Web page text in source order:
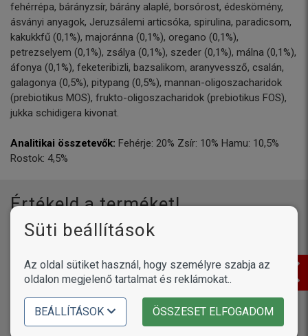
fehérrépa, bárányzsír, bárány alaplé, borsórost, édeskömény,
ásványi anyagok, Jeruzsálemi articsóka, spirulina, paradicsom,
kakukkfű (0,1%), majoránna (0,1%), oregano (0,1%),
petrezselyem (0,1%), zsálya (0,1%), szeder (0,1%), málna (0,1%),
áfonya (0,1%), feketeribizli, bazsalikom, aranyvessző, csalán,
galagonya (0,5%), pitypang (0,5%), mannan-oligoszacharidok
(prebiotikus MOS), frukto-oligoszacharidok (prebiotikus FOS),
jukka schidigera kivonat.
Analitikai összetevők: Fehérje: 20% Zsír: 10% Hamu: 10,5%
Rostok: 4,5%
Értékeld a terméket!
Név vagy becenév
Süti beállítások
Az oldal sütiket használ, hogy személyre szabja az
oldalon megjelenő tartalmat és reklámokat..
BEÁLLÍTÁSOK ÖSSZESET ELFOGADOM